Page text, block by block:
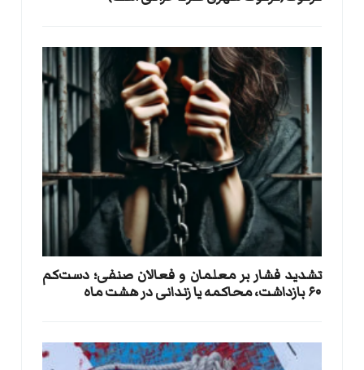
تشدید فشار بر معلمان و فعالان صنفی؛ دست‌کم
۶۰ بازداشت، محاکمه یا زندانی در هشت ماه